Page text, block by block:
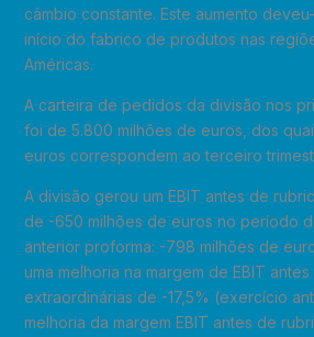
câmbio constante. Este aumento
início do fabrico de produtos nas
Américas.
A carteira de pedidos da divisão nos
foi de 5.800 milhões de euros, dos
euros correspondem ao terceiro
A divisão gerou um EBIT antes de
de -650 milhões de euros no período
anterior proforma: -798 milhões de
uma melhoria na margem de EBIT
extraordinárias de -17,5% (exercício
melhoria da margem EBIT antes de